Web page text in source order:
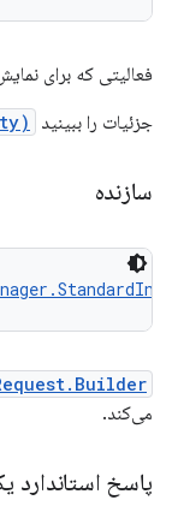
فعالیتی که برای
جزئیات را ببینید
سازنده
می‌کند.
پاسخ استاندارد